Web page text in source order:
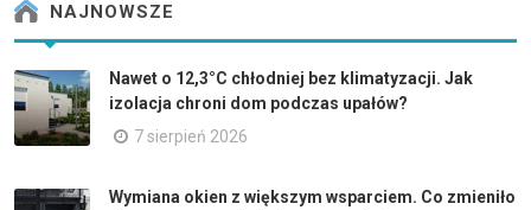
NAJNOWSZE
Nawet o 12,3°C chłodniej bez klimatyzacji. Jak
izolacja chroni dom podczas upałów?
7 sierpień 2026
Wymiana okien z większym wsparciem. Co zmieniło